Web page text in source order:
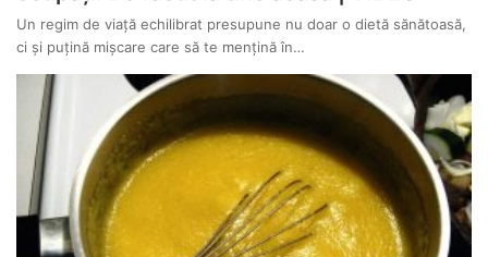
Un regim de viață echilibrat presupune nu doar o dietă sănătoasă,
ci și puțină mișcare care să te mențină în…